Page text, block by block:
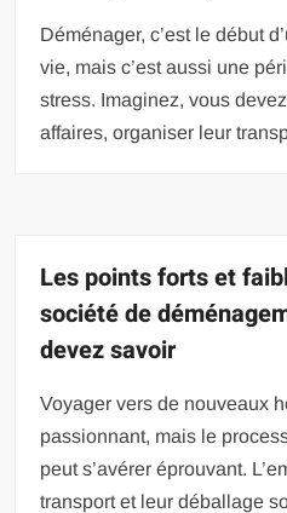
Déménager, c’est le début
vie, mais c’est aussi une
stress. Imaginez, vous
affaires, organiser leur
Les points forts et
société de
devez savoir
Voyager vers de nouveaux
passionnant, mais le
peut s’avérer éprouvant.
transport et leur déballage